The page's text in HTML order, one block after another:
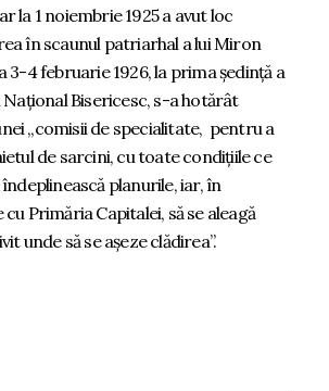
la 1 noiembrie 1925 a avut loc
în scaunul patriarhal a lui Miron
3-4 februarie 1926, la prima ședință a
Național Bisericesc, s-a hotărât
„comisii de specialitate, pentru a
de sarcini, cu toate condițiile ce
planurile, iar, în
Primăria Capitalei, să se aleagă
unde să se așeze clădirea”.